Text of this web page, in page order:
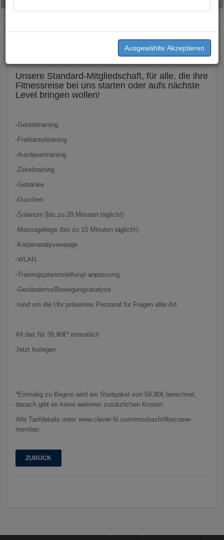
MITGLIEDSCHAFT
Unsere Standard-Mitgliedschaft, für alle, die ihre
Fitnessreise bei uns starten oder aufs nächste
Level bringen wollen!
-Gerätetraining
-Freihanteltraining
-Ausdauertraining
-Zirkeltraining
-Getränke
-Duschen
-Solarium (bis zu 20 Minuten täglich!)
-Massageliege (bis zu 15 Minuten täglich!)
-Körperanalysewaage
-WLAN
-Trainingsplanerstellung/-anpassung
-Gerätedemo/Bewegungsanalyse
-rund um die Uhr präsentes Personal für Fragen aller Art
All das für 39,90€* monatlich.
Jetzt loslegen.
*Einmalig zu Beginn wird ein Startpaket von 59,90€ berechnet,
danach gibt es keine weiteren zusätzlichen Kosten.
Alle Tarifdetails unter www.clever-fit.com/mosbach/#become-
member.
ZURÜCK